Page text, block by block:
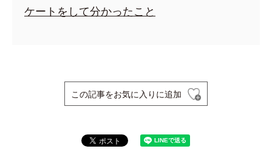
ケートをして分かったこと
この記事をお気に入りに追加